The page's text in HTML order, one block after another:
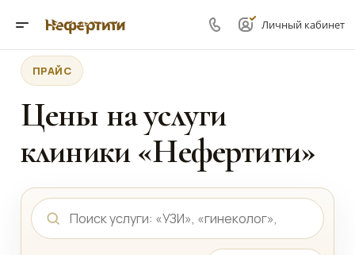
Личный кабинет
ПРАЙС
Цены на услуги
клиники «Нефертити»